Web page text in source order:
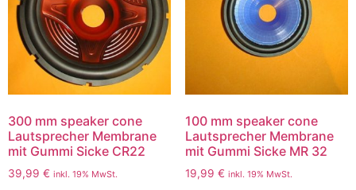
300 mm speaker cone
Lautsprecher Membrane
mit Gummi Sicke CR22
39,99 € inkl. 19% MwSt.
100 mm speaker cone
Lautsprecher Membrane
mit Gummi Sicke MR 32
19,99 € inkl. 19% MwSt.